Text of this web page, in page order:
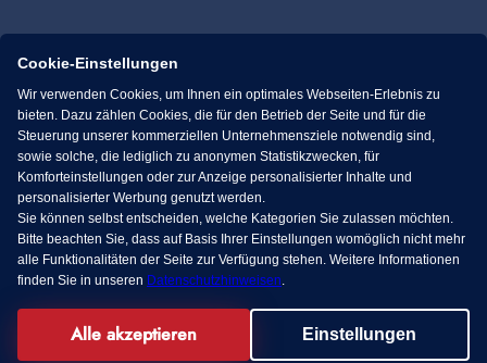
Immowelt.de Bauen.de
Massivhaus.de Bungalow.de
Fertighaus.de
Facebook
Cookie-Einstellungen
Wir verwenden Cookies, um Ihnen ein optimales Webseiten-Erlebnis zu
bieten. Dazu zählen Cookies, die für den Betrieb der Seite und für die
Steuerung unserer kommerziellen Unternehmensziele notwendig sind,
sowie solche, die lediglich zu anonymen Statistikzwecken, für
Komforteinstellungen oder zur Anzeige personalisierter Inhalte und
personalisierter Werbung genutzt werden.
Sie können selbst entscheiden, welche Kategorien Sie zulassen möchten.
Bitte beachten Sie, dass auf Basis Ihrer Einstellungen womöglich nicht mehr
alle Funktionalitäten der Seite zur Verfügung stehen. Weitere Informationen
finden Sie in unseren Datenschutzhinweisen.
Alle akzeptieren Einstellungen